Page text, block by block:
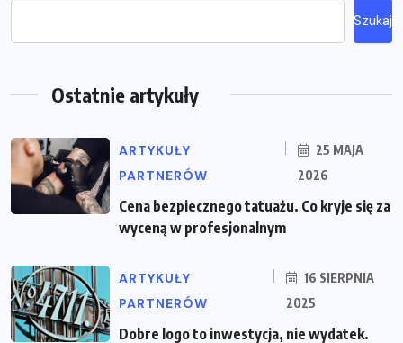
Szukaj
Ostatnie artykuły
ARTYKUŁY
PARTNERÓW
25 MAJA
2026
Cena bezpiecznego tatuażu. Co kryje się za
wyceną w profesjonalnym
ARTYKUŁY
PARTNERÓW
16 SIERPNIA
2025
Dobre logo to inwestycja, nie wydatek.